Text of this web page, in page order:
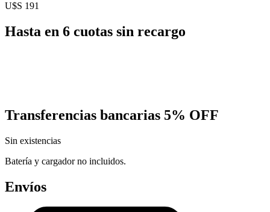
U$S 191
Hasta en 6 cuotas sin recargo
Transferencias bancarias 5% OFF
Sin existencias
Batería y cargador no incluidos.
Envíos